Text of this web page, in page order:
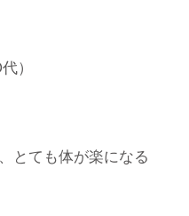
）
とても体が楽になる